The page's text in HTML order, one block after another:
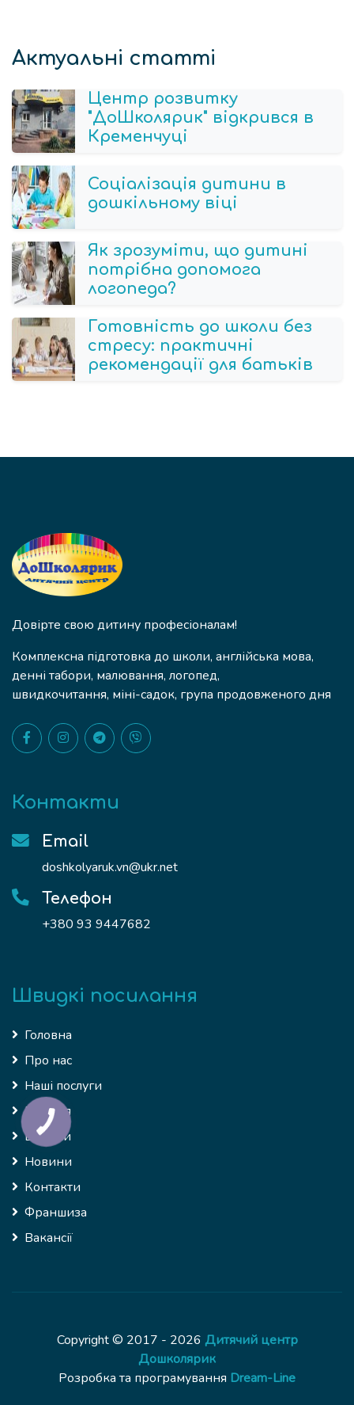
Актуальні статті
Центр розвитку
"ДоШколярик" відкрився в
Кременчуці
Соціалізація дитини в
дошкільному віці
Як зрозуміти, що дитині
потрібна допомога
логопеда?
Готовність до школи без
стресу: практичні
рекомендації для батьків
Довірте свою дитину професіоналам!
Комплексна підготовка до школи, англійська мова,
денні табори, малювання, логопед,
швидкочитання, міні-садок, група продовженого дня
Контакти
Email
doshkolyaruk.vn@ukr.net
Телефон
+380 93 9447682
Швидкі посилання
Головна
Про нас
Наші послуги
Галерея
Відгуки
Новини
Контакти
Франшиза
Вакансії
Copyright © 2017 - 2026 Дитячий центр
Дошколярик
Розробка та програмування Dream-Line